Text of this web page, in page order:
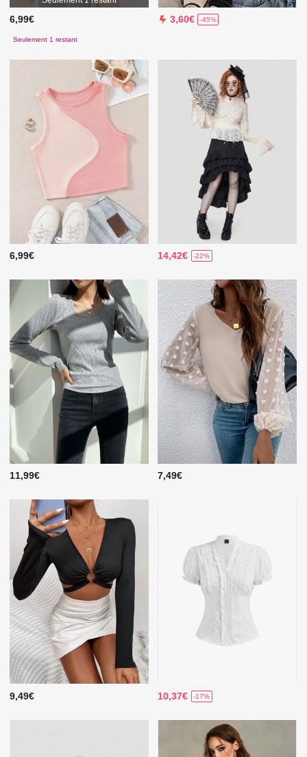
6,99€
Seulement 1 restant
3,60€ -45%
6,99€ 14,42€ -22%
11,99€ 7,49€
9,49€ 10,37€ -17%